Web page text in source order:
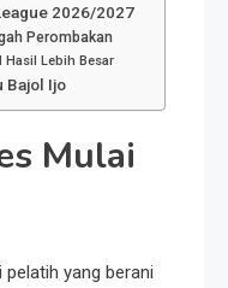
2026/2027
Perombakan
Hasil Lebih Besar
Bajol Ijo
Mulai
yang berani